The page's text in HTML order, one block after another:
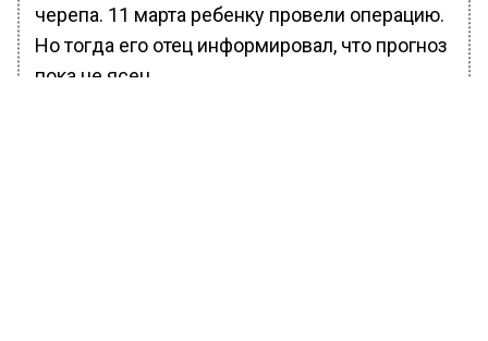
черепа. 11 марта ребенку провели операцию.
Но тогда его отец информировал, что прогноз
пока не ясен.